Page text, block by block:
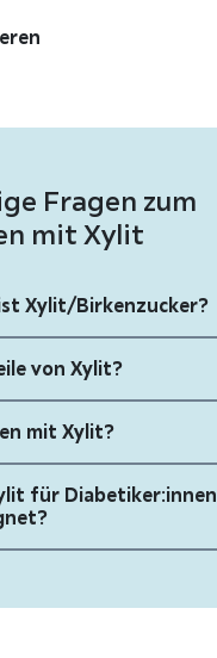
Fragen zum
mit Xylit
Xylit/Birkenzucker?
von Xylit?
mit Xylit?
für Diabetiker:innen